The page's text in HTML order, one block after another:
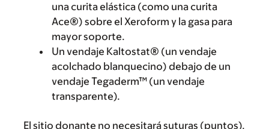
una curita elástica (como una curita
Ace®) sobre el Xeroform y la gasa para
mayor soporte.
Un vendaje Kaltostat® (un vendaje
acolchado blanquecino) debajo de un
vendaje Tegaderm™ (un vendaje
transparente).
El sitio donante no necesitará suturas (puntos).